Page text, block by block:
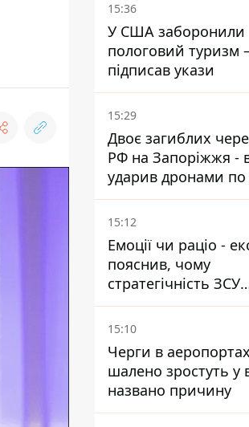
15:36
У США заборонили
пологовий туризм
підписав укази
15:29
Двоє загиблих
РФ на Запоріжжя -
ударив дронами по
та селищу
15:12
Емоції чи раціо -
пояснив, чому
стратегічність ЗСУ
важливіша за
атаки РФ
15:10
Черги в
шалено зростуть у
названо причину